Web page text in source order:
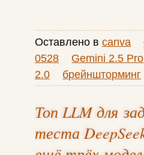
Оставлено в canva
0528
Gemini 2.5 Pro
2.0
брейншторминг
Топ LLM для
теста